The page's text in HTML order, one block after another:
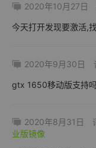
2020年10月27日
今天打开发现要激活,
2020年9月30日
gtx 1650移动版支持吗
2020年8月31日
业版镜像